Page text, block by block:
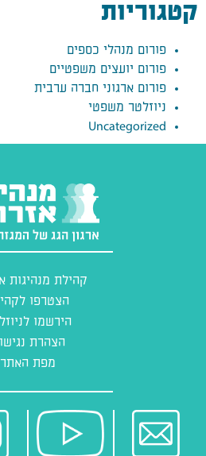
קטגוריות
פורום מנהלי כספים
פורום יועצים משפטיים
פורום ארגוני חברה ערבית
ניוזלטר משפטי
Uncategorized
קהילת מנהיגות
הצטרפו
הירשמו
הצהרת
מפת האתר